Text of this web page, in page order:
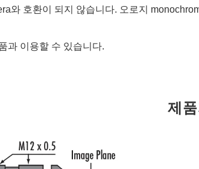
와 호환이 되지 않습니다. 오로지
과 이용할 수 있습니다.
제